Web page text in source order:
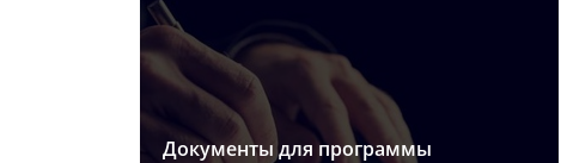
Документы для программы